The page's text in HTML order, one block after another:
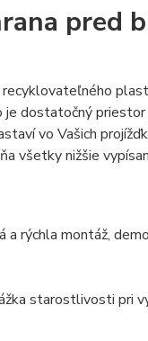
pred
je dostatočný
vo Vašich
všetky nižšie
a rýchla montáž,
starostlivosti pri